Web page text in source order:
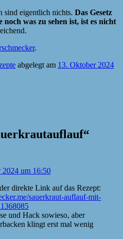
sind eigentlich nichts. Das Gesetz
noch was zu sehen ist, ist es nicht
.
abgelegt am 13. Oktober 2024
“
2024 um 16:50
direkte Link auf das Rezept:
sauerkraut-auflauf-mit-
und Hack sowieso, aber
klingt erst mal wenig